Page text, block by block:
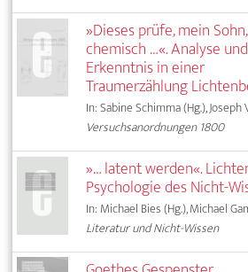
»Dieses prüfe, mein
chemisch …«. Analyse und
Erkenntnis in einer
Traumerzählung
In: Sabine Schimma (Hg.), Joseph
Versuchsanordnungen 1800
»… latent werden«.
Psychologie des Nicht-
In: Michael Bies (Hg.), Michael
Literatur und Nicht-Wissen